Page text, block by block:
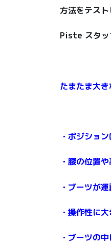
方法をテス
Piste スタッ
たまたま大
・ポジショ
・腰の位置
・ブーツが
・操作性に
・ブーツの